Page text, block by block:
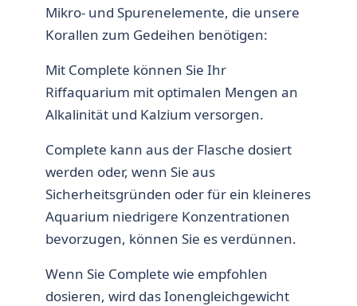
Mikro- und Spurenelemente, die unsere
Korallen zum Gedeihen benötigen:
Mit Complete können Sie Ihr
Riffaquarium mit optimalen Mengen an
Alkalinität und Kalzium versorgen.
Complete kann aus der Flasche dosiert
werden oder, wenn Sie aus
Sicherheitsgründen oder für ein kleineres
Aquarium niedrigere Konzentrationen
bevorzugen, können Sie es verdünnen.
Wenn Sie Complete wie empfohlen
dosieren, wird das Ionengleichgewicht